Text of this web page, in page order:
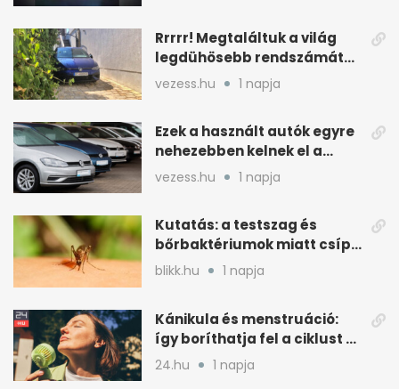
Rrrrr! Megtaláltuk a világ
legdühösebb rendszámát
és az árát is
vezess.hu 1 napja
Ezek a használt autók egyre
nehezebben kelnek el a
magyar piacon
vezess.hu 1 napja
Kutatás: a testszag és
bőrbaktériumok miatt csípik
inkább a szúnyogok
blikk.hu 1 napja
Kánikula és menstruáció:
így boríthatja fel a ciklust a
hőség
24.hu 1 napja